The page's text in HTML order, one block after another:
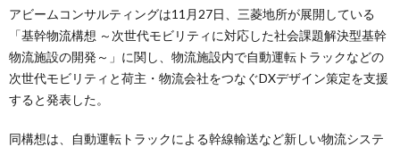
アビームコンサルティングは11月27日、三菱地所が展開している
「基幹物流構想 ～次世代モビリティに対応した社会課題解決型基幹
物流施設の開発～」に関し、物流施設内で自動運転トラックなどの
次世代モビリティと荷主・物流会社をつなぐDXデザイン策定を支援
すると発表した。
同構想は、自動運転トラックによる幹線輸送など新しい物流システ